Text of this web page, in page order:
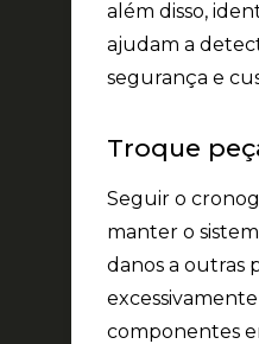
além disso,
ajudam a
segurança e
Troque
Seguir o
manter o
danos a outras
componentes